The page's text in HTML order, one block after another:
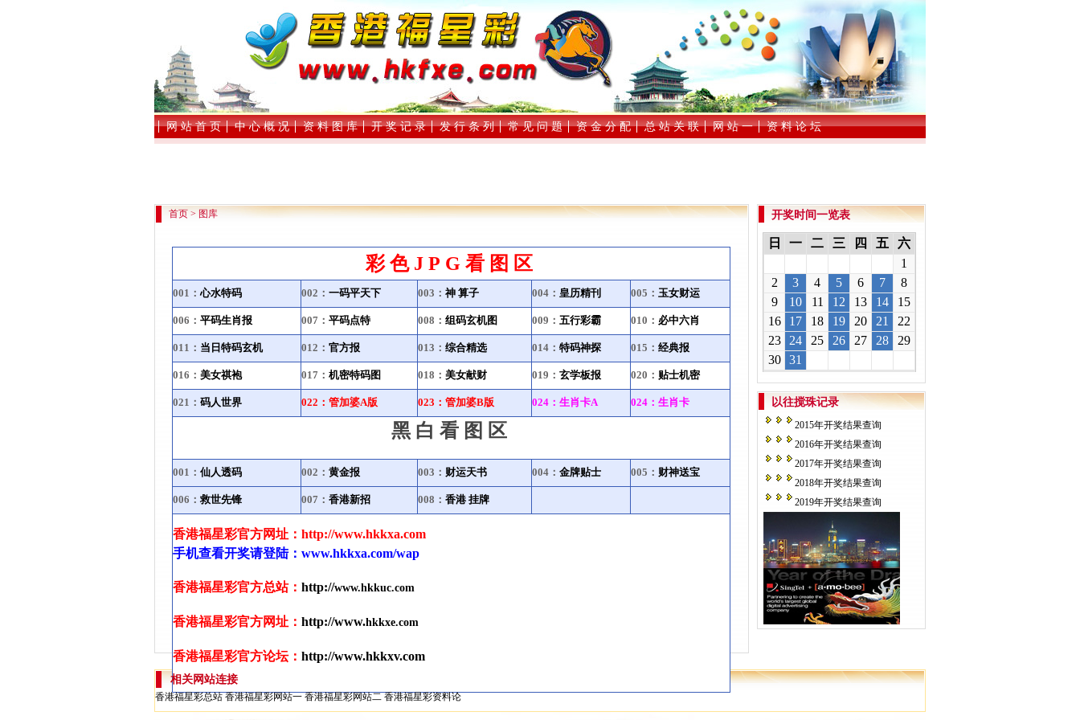
网 站首 页 中 心 概 况 资 料 图 库 开 奖 记 录 发 行 条 列 常 见 问 题 资 金 分 配 总 站 关 联 网 站 一 资 料 论 坛
首页 > 图库
彩色JPG看图区
001：心水特码 002： 一码平天下 003： 神 算子 004： 皇历精刊 005： 玉女财运
006： 平码生肖报 007： 平码点特 008： 组码玄机图 009： 五行彩霸 010： 必中六肖
011： 当日特码玄机 012： 官方报 013： 综合精选 014： 特码神探 015： 经典报
016： 美女祺袍 017： 机密特码图 018： 美女献财 019： 玄学板报 020： 贴士机密
021： 码人世界 022： 管加婆A版 023： 管加婆B版 024： 生肖卡A 024： 生肖卡
黑白看图区
001： 仙人透码 002： 黄金报 003： 财运天书 004： 金牌贴士 005： 财神送宝
006： 救世先锋 007： 香港新招 008： 香港 挂牌
香港福星彩官方网址：http://www.hkkxa.com
手机查看开奖请登陆：www.hkkxa.com/wap
香港福星彩官方总站： http://www.hkkuc.com
香港福星彩官方网址： http://www.hkkxe.com
香港福星彩官方论坛： http://www.hkkxv.com
开奖时间一览表
以往搅珠记录
2015年开奖结果查询
2016年开奖结果查询
2017年开奖结果查询
2018年开奖结果查询
2019年开奖结果查询
相关网站连接
香港福星彩总站 香港福星彩网站一 香港福星彩网站二 香港福星彩资料论